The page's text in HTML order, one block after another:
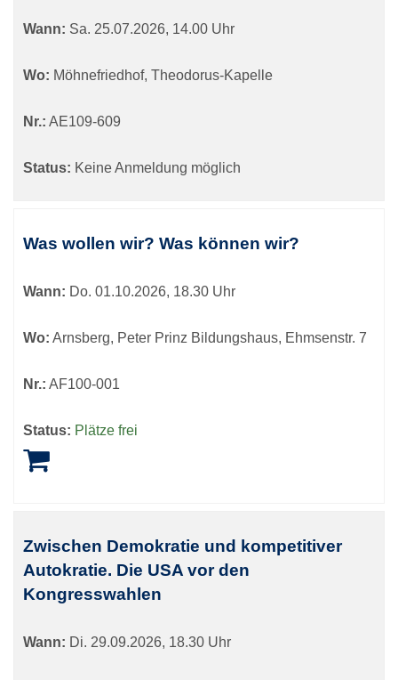
Wann: Sa. 25.07.2026, 14.00 Uhr
Wo: Möhnefriedhof, Theodorus-Kapelle
Nr.: AE109-609
Status: Keine Anmeldung möglich
Was wollen wir? Was können wir?
Wann: Do. 01.10.2026, 18.30 Uhr
Wo: Arnsberg, Peter Prinz Bildungshaus, Ehmsenstr. 7
Nr.: AF100-001
Status: Plätze frei
Zwischen Demokratie und kompetitiver
Autokratie. Die USA vor den
Kongresswahlen
Wann: Di. 29.09.2026, 18.30 Uhr